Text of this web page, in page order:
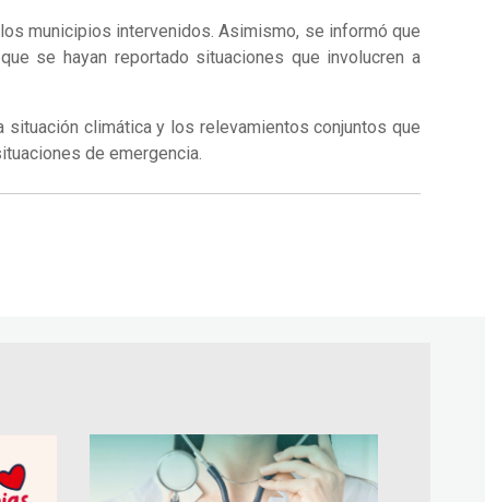
municipios intervenidos. Asimismo, se informó que
se hayan reportado situaciones que involucren a
climática y los relevamientos conjuntos que
de emergencia.